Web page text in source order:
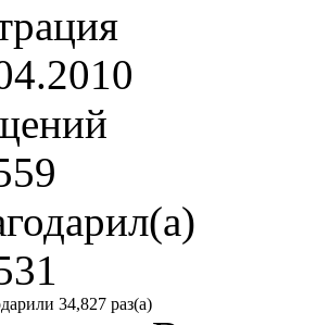
34,827 раз(а)